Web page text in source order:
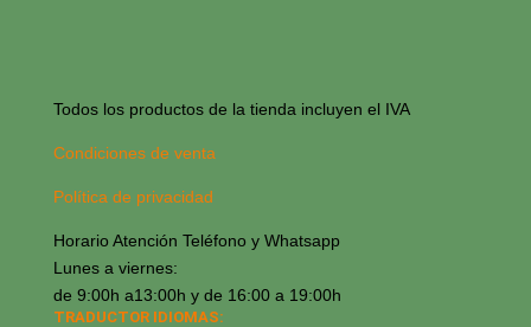
Todos los productos de la tienda incluyen el IVA
Condiciones de venta
Política de privacidad
Horario Atención Teléfono y Whatsapp
Lunes a viernes:
de 9:00h a13:00h y de 16:00 a 19:00h
TRADUCTOR IDIOMAS: